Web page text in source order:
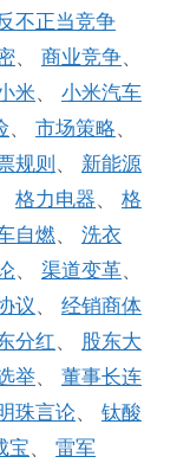
不正当竞争
、 商业竞争、
米、 小米汽车
、 市场策略、
规则 、 新能源
格力电器、 格
自燃、 洗衣
、 渠道变革、
议 、 经销商体
分红、 股东大
举、 董事长连
珠言论、 钛酸
宝、 雷军